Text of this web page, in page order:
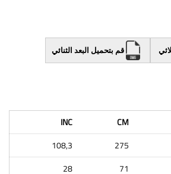
قم بتحميل البعد الثنائي
CM
INC
275
108,3
71
28